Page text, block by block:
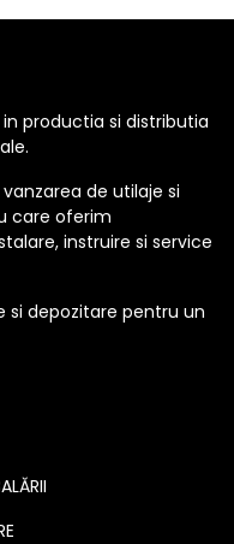
productia si distributia
de utilaje si
care oferim
instruire si service
si depozitare pentru un